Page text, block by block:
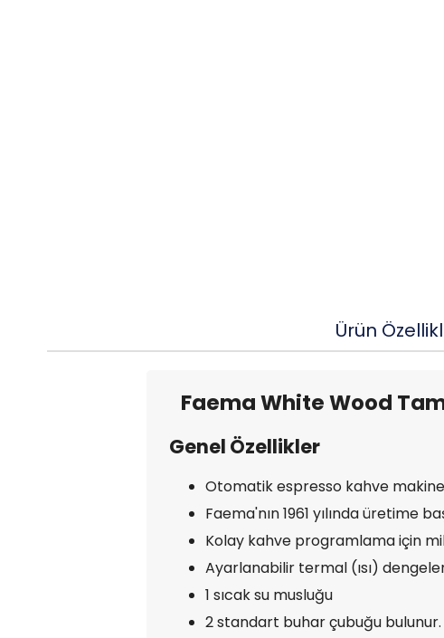
Ürün
Faema White Wood
Genel Özellikler
Otomatik espresso kahve
Faema'nın 1961 yılında üretime
Kolay kahve programlama için
Ayarlanabilir termal (ısı)
1 sıcak su musluğu
2 standart buhar çubuğu bulunur.